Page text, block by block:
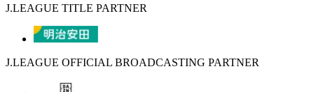
J.LEAGUE TITLE PARTNER
J.LEAGUE OFFICIAL BROADCASTING PARTNER